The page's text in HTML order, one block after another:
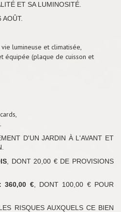
ET SA LUMINOSITÉ.
AOÛT.
lumineuse et climatisée,
équipée (plaque de cuisson et
D'UN JARDIN À L'AVANT ET
, DONT 20,00 € DE PROVISIONS
360,00 €, DONT 100,00 € POUR
RISQUES AUXQUELS CE BIEN